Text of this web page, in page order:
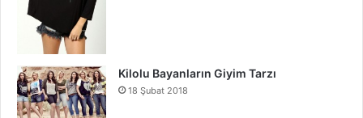
Kilolu Bayanların Giyim Tarzı
18 Şubat 2018